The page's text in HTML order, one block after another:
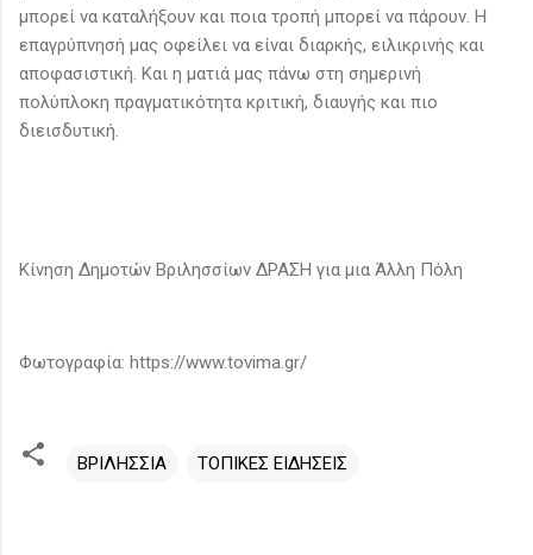
μπορεί να καταλήξουν και ποια τροπή μπορεί να πάρουν. Η
επαγρύπνησή μας οφείλει να είναι διαρκής, ειλικρινής και
αποφασιστική. Και η ματιά μας πάνω στη σημερινή
πολύπλοκη πραγματικότητα κριτική, διαυγής και πιο
διεισδυτική.
Κίνηση Δημοτών Βριλησσίων ΔΡΑΣΗ για μια Άλλη Πόλη
Φωτογραφία: https://www.tovima.gr/
ΒΡΙΛΗΣΣΙΑ ΤΟΠΙΚΕΣ ΕΙΔΗΣΕΙΣ